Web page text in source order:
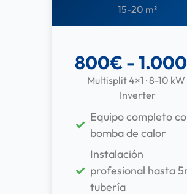
15-20 m²
800€ -
Multisplit 4×1 · 8-10 kW
Inverter
Equipo completo
bomba de calor
Instalación
profesional hasta
tubería